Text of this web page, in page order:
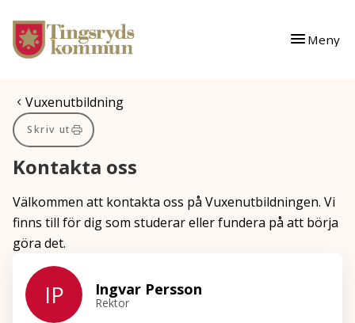
Gå till innehåll
Gå till huvudmeny
Meny
Du är här:
Vuxenutbildning
Skriv ut
Kontakta oss
Välkommen att kontakta oss på Vuxenutbildningen. Vi
finns till för dig som studerar eller fundera på att börja
göra det.
IP Ingvar Persson
Rektor